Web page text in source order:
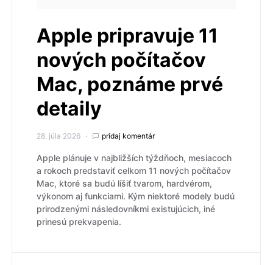
Apple pripravuje 11
nových počítačov
Mac, poznáme prvé
detaily
28. júla 2026 pridaj komentár
Apple plánuje v najbližších týždňoch, mesiacoch
a rokoch predstaviť celkom 11 nových počítačov
Mac, ktoré sa budú líšiť tvarom, hardvérom,
výkonom aj funkciami. Kým niektoré modely budú
prirodzenými následovníkmi existujúcich, iné
prinesú prekvapenia.